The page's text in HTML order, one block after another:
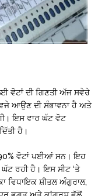
ਵੋਟਾਂ ਦੀ ਗਿਣਤੀ ਅੱਜ ਸਵੇਰੇ
ਆਉਣ ਦੀ ਸੰਭਾਵਨਾ ਹੈ ਅਤੇ
ਇਸ ਵਾਰ ਘੱਟ ਵੋਟ
ਹੈ।
ਵੋਟਾਂ ਪਈਆਂ ਸਨ। ਇਹ
ਰਹੀ ਹੈ। ਇਸ ਸੀਟ ‘ਤੇ
ਵਿਧਾਇਕ ਸ਼ੀਤਲ ਅੰਗੁਰਾਲ,